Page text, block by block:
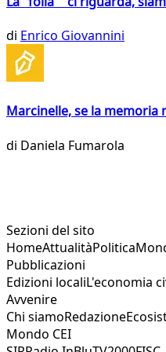
di Enrico Giovannini
Marcinelle, se la memoria
di Daniela Fumarola
Sezioni del sito
HomeAttualitàPolitica
Pubblicazioni
Edizioni localiL'economia
Avvenire
Chi siamoRedazione
Mondo CEI